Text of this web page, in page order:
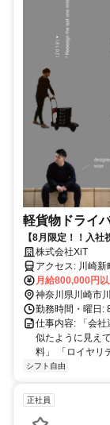
軽貨物ドライ
【8月限定！！入
歴・職歴・ブラン
株式会社XiT
アクセス
月給800,000円
神奈川県川崎市
勤務時間・曜日:
仕事内容: 「会社
似たように見え
料」 「ロイヤリ
シフト自由
正社員